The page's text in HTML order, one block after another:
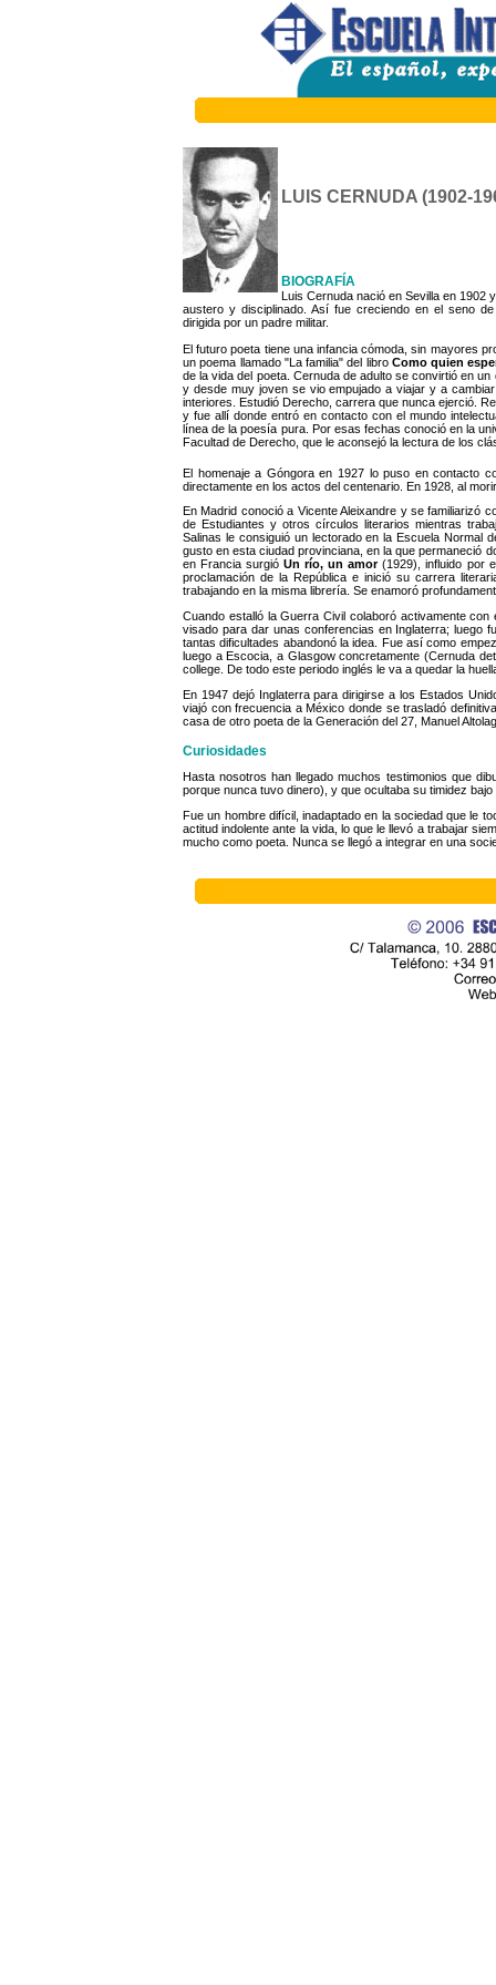
LUIS CERNUDA (1902-
BIOGRAFÍA
Luis Cernuda nació en Sevilla en 1902
austero y disciplinado. Así fue creciendo en el seno
dirigida por un padre militar.
El futuro poeta tiene una infancia cómoda, sin mayores
un poema llamado "La familia" del libro Como quien
de la vida del poeta. Cernuda de adulto se convirtió en
y desde muy joven se vio empujado a viajar y a
interiores. Estudió Derecho, carrera que nunca ejerció.
y fue allí donde entró en contacto con el mundo
línea de la poesía pura. Por esas fechas conoció en la
Facultad de Derecho, que le aconsejó la lectura de los
El homenaje a Góngora en 1927 lo puso en contacto
directamente en los actos del centenario. En 1928, al
En Madrid conoció a Vicente Aleixandre y se familiarizó
de Estudiantes y otros círculos literarios mientras
Salinas le consiguió un lectorado en la Escuela Normal
gusto en esta ciudad provinciana, en la que permaneció
en Francia surgióUn río, un amor(1929), influido por
proclamación de la República e inició su carrera
trabajando en la misma librería. Se enamoró
Cuando estalló la Guerra Civil colaboró activamente
visado para dar unas conferencias en Inglaterra; luego
tantas dificultades abandonó la idea. Fue así como
luego a Escocia, a Glasgow concretamente (Cernuda
college. De todo este periodo inglés le va a quedar la
En 1947 dejó Inglaterra para dirigirse a los Estados
viajó con frecuencia a México donde se trasladó
casa de otro poeta de la Generación del 27, Manuel
Curiosidades
Hasta nosotros han llegado muchos testimonios que
porque nunca tuvo dinero), y que ocultaba su timidez
Fue un hombre difícil, inadaptado en la sociedad que le
actitud indolente ante la vida, lo que le llevó a trabajar
mucho como poeta. Nunca se llegó a integrar en una